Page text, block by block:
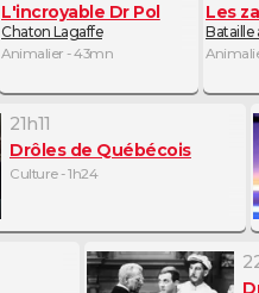
L'incroyable Dr Pol
Chaton Lagaffe
Animalier - 43mn
Les
Bataille
21h11
Drôles de Québécois
Culture - 1h24